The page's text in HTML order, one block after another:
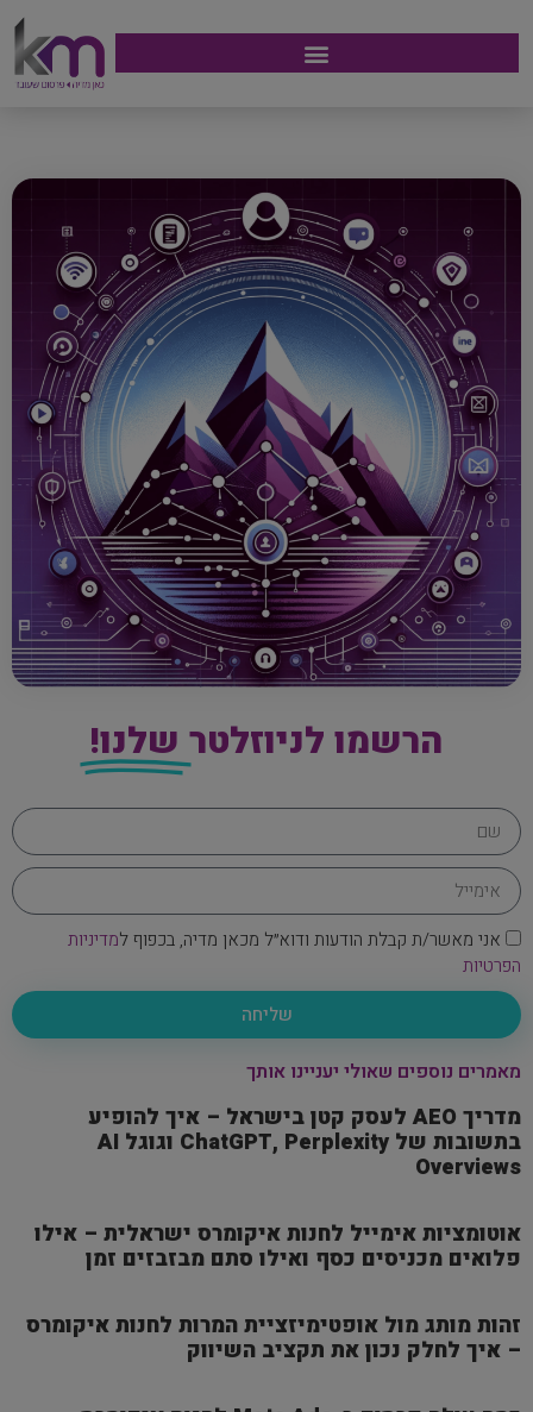
הרשמו לניוזלטר שלנו!
אני מאשר/ת קבלת הודעות ודוא״ל מכאן מדיה, בכפוף למדיניות
הפרטיות
שליחה
מאמרים נוספים שאולי יעניינו אותך
מדריך AEO לעסק קטן בישראל – איך להופיע
בתשובות של ChatGPT, Perplexity וגוגל AI
Overviews
אוטומציות אימייל לחנות איקומרס ישראלית – אילו
פלואים מכניסים כסף ואילו סתם מבזבזים זמן
זהות מותג מול אופטימיזציית המרות לחנות איקומרס
– איך לחלק נכון את תקציב השיווק